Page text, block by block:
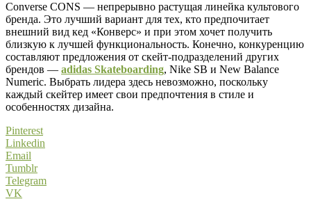
Converse CONS — непрерывно растущая линейка культового
бренда. Это лучший вариант для тех, кто предпочитает
внешний вид кед «Конверс» и при этом хочет получить
близкую к лучшей функциональность. Конечно, конкуренцию
составляют предложения от скейт-подразделений других
брендов — adidas Skateboarding, Nike SB и New Balance
Numeric. Выбрать лидера здесь невозможно, поскольку
каждый скейтер имеет свои предпочтения в стиле и
особенностях дизайна.
Pinterest
Linkedin
Email
Tumblr
Telegram
VK